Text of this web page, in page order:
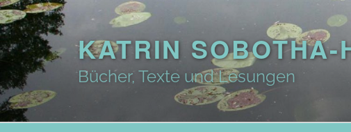
Zum
Inhalt
springen
KATRIN SOBOTHA-
Bücher, Texte und Lesungen